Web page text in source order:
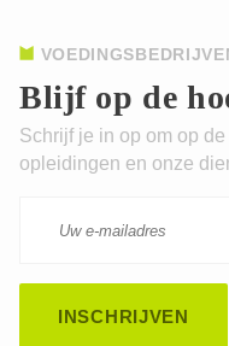
Blijf op de
Schrijf je in op om op
opleidingen en onze